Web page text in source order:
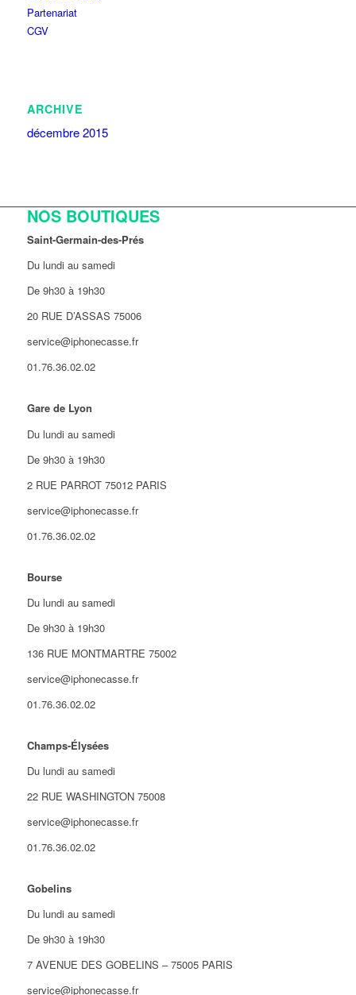
Partenariat
CGV
ARCHIVE
décembre 2015
NOS BOUTIQUES
Saint-Germain-des-Prés
Du lundi au samedi
De 9h30 à 19h30
20 RUE D’ASSAS 75006
service@iphonecasse.fr
01.76.36.02.02
Gare de Lyon
Du lundi au samedi
De 9h30 à 19h30
2 RUE PARROT 75012 PARIS
service@iphonecasse.fr
01.76.36.02.02
Bourse
Du lundi au samedi
De 9h30 à 19h30
136 RUE MONTMARTRE 75002
service@iphonecasse.fr
01.76.36.02.02
Champs-Élysées
Du lundi au samedi
22 RUE WASHINGTON 75008
service@iphonecasse.fr
01.76.36.02.02
Gobelins
Du lundi au samedi
De 9h30 à 19h30
7 AVENUE DES GOBELINS – 75005 PARIS
service@iphonecasse.fr